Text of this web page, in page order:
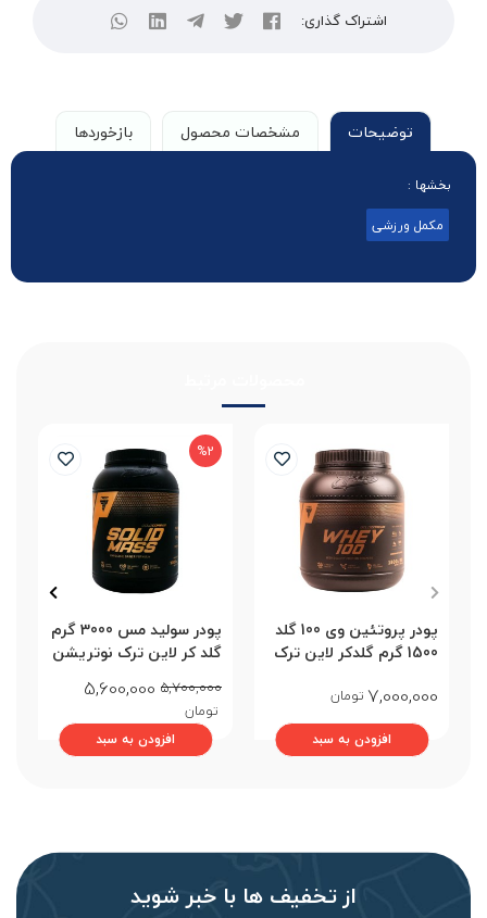
اشتراک گذاری:
توضیحات مشخصات محصول بازخوردها
بخشها :
مکمل ورزشی
پودر پروتئین وی 100 گلد
1500 گرم گلدکر لاین ترک
7,000,000تومان
افزودن به سبد
پودر سولید مس 3000 گرم
گلد کر لاین ترک نوتریشن
5,700,000
5,600,000
تومان
افزودن به سبد
%2
از تخفیف‌ ها با‌ خبر شوید